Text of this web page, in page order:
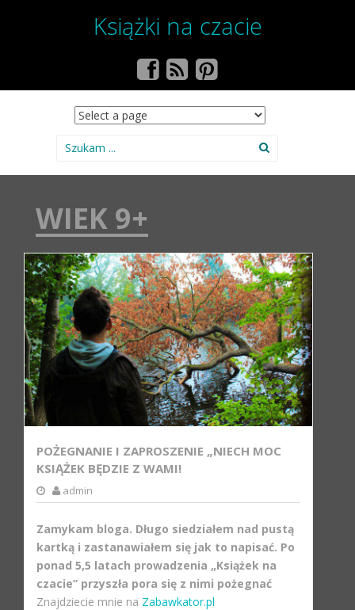
Książki na czacie
SKIP TO CONTENT
Search for:
WIEK 9+
POŻEGNANIE I ZAPROSZENIE „NIECH MOC
KSIĄŻEK BĘDZIE Z WAMI!
admin
Zamykam bloga. Długo siedziałem nad pustą
kartką i zastanawiałem się jak to napisać. Po
ponad 5,5 latach prowadzenia „Książek na
czacie” przyszła pora się z nimi pożegnać
Znajdziecie mnie na Zabawkator.pl